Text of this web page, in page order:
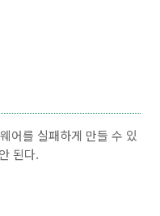
어를 실패하게 만들 수 있
된다.